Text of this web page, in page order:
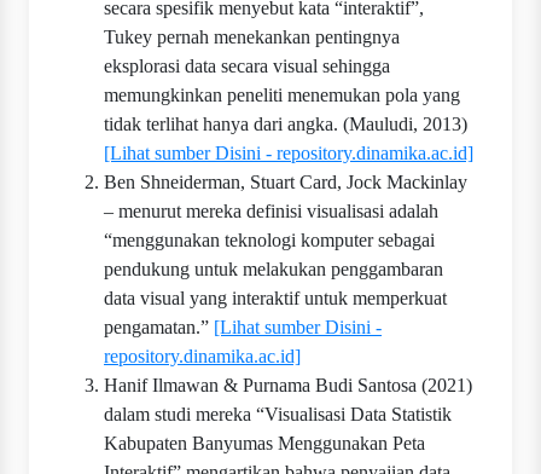
secara spesifik menyebut kata “interaktif”,
Tukey pernah menekankan pentingnya
eksplorasi data secara visual sehingga
memungkinkan peneliti menemukan pola yang
tidak terlihat hanya dari angka. (Mauludi, 2013)
[Lihat sumber Disini - repository.dinamika.ac.id]
Ben Shneiderman, Stuart Card, Jock Mackinlay
– menurut mereka definisi visualisasi adalah
“menggunakan teknologi komputer sebagai
pendukung untuk melakukan penggambaran
data visual yang interaktif untuk memperkuat
pengamatan.” [Lihat sumber Disini -
repository.dinamika.ac.id]
Hanif Ilmawan & Purnama Budi Santosa (2021)
dalam studi mereka “Visualisasi Data Statistik
Kabupaten Banyumas Menggunakan Peta